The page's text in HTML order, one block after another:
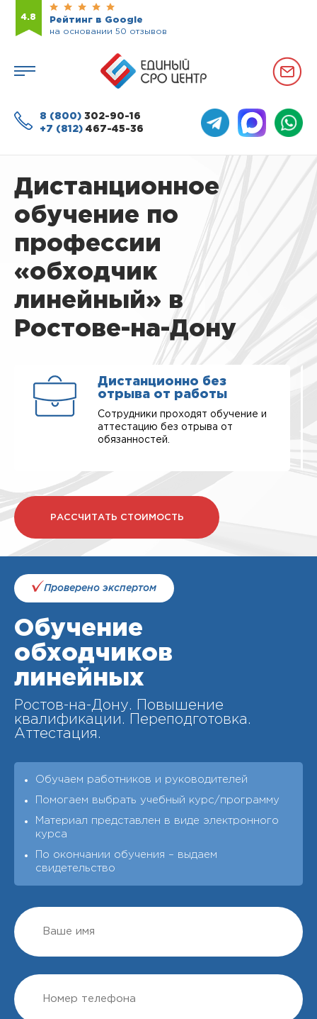
4.8
Рейтинг в Google
на основании 50 отзывов
8 (800) 302-90-16
+7 (812) 467-45-36
Дистанционное
обучение по
профессии
«обходчик
линейный» в
Ростове-на-Дону
Дистанционно без
отрыва от работы
Сотрудники проходят обучение и
аттестацию без отрыва от
обязанностей.
РАССЧИТАТЬ СТОИМОСТЬ
Проверено экспертом
Обучение
обходчиков
линейных
Ростов-на-Дону. Повышение
квалификации. Переподготовка.
Аттестация.
Обучаем работников и руководителей
Помогаем выбрать учебный курс/программу
Материал представлен в виде электронного
курса
По окончании обучения – выдаeм
свидетельство